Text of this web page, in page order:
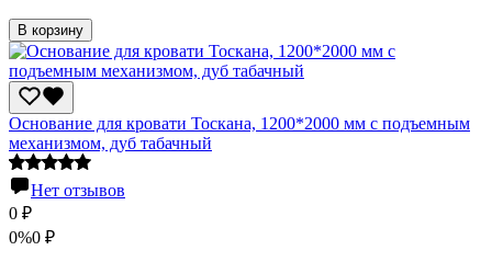
В корзину
Основание для кровати Тоскана, 1200*2000 мм с подъемным
механизмом, дуб табачный
Нет отзывов
0 ₽
0%0 ₽